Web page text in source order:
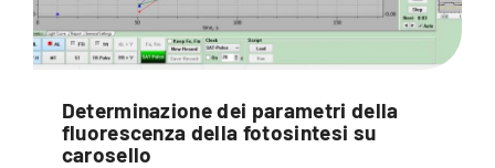
Determinazione dei parametri della
fluorescenza della fotosintesi su
carosello